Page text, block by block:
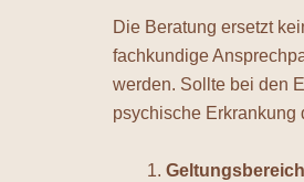
Die Beratung ersetzt
fachkundige
werden. Sollte bei den
psychische Erkrankung
Geltungsbereich